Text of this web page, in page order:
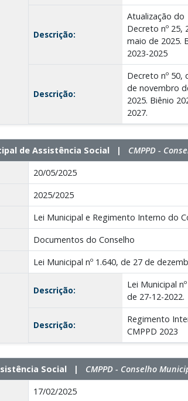
Descrição:
Atualização do
Decreto nº 25,
maio de 2025.
2023-2025
Descrição:
Decreto nº 50,
de novembro
2025. Biênio
2027.
de Assistência Social | CMPPD -
20/05/2025
2025/2025
Lei Municipal e Regimento Interno do
Documentos do Conselho
Lei Municipal nº 1.640, de 27 de
Descrição:
Lei Municipal
de 27-12-2022.
Descrição:
Regimento
CMPPD 2023
Social | CMPPD - Conselho
17/02/2025